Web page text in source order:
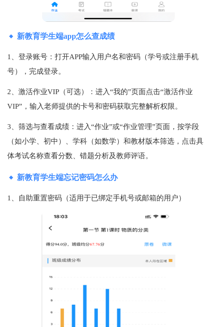
新教育学生端app怎么查成绩
1、登录账号‌：打开APP输入用户名和密码（学号或注册手机
号），完成登录‌。
2、激活作业VIP（可选）‌：进入“我的”页面点击“激活作业
VIP”，输入老师提供的卡号和密码获取完整解析权限‌。
3、筛选与查看成绩‌：进入“作业”或“作业管理”页面，按学段
（如小学、初中）、学科（如数学）和教材版本筛选，点击具
体考试名称查看分数、错题分析及教师评语‌。
新教育学生端忘记密码怎么办
1、自助重置密码（适用于已绑定手机号或邮箱的用户）‌